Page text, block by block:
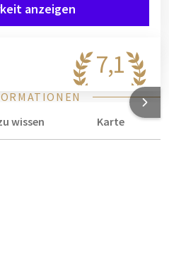
anzeigen
7,1
wissen
Karte